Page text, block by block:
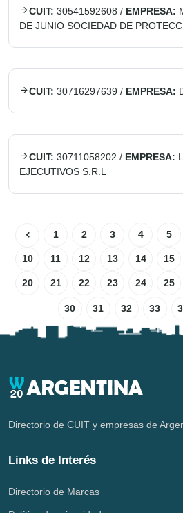
CUIT: 30541592608 / EMPRESA:
DE JUNIO SOCIEDAD DE
CUIT: 30716297639 / EMPRESA:
CUIT: 30711058202 / EMPRESA:
EJECUTIVOS S.R.L
1 2 3 4 5
10 11 12 13 14 15
20 21 22 23 24 25
30 31 32 33
Directorio de CUIT y empresas de
Links de Interés
Directorio de Marcas